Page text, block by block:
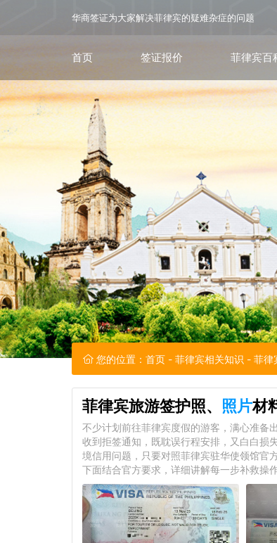
华商签证为大家解决菲律宾的疑难杂症的问题
首页 签证报价 菲律宾百
您的位置： 首页 - 菲律宾相关知识 - 菲律
菲律宾旅游签护照、 照片材
不少计划前往菲律宾度假的游客，满心准备
收到拒签通知，既耽误行程安排，又白白损
境信用问题，只要对照菲律宾驻华使领馆官
下面结合官方要求，详细讲解每一步补救操